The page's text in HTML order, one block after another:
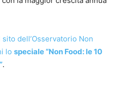
dell’Osservatorio Non
lo speciale “Non Food: le 10
.